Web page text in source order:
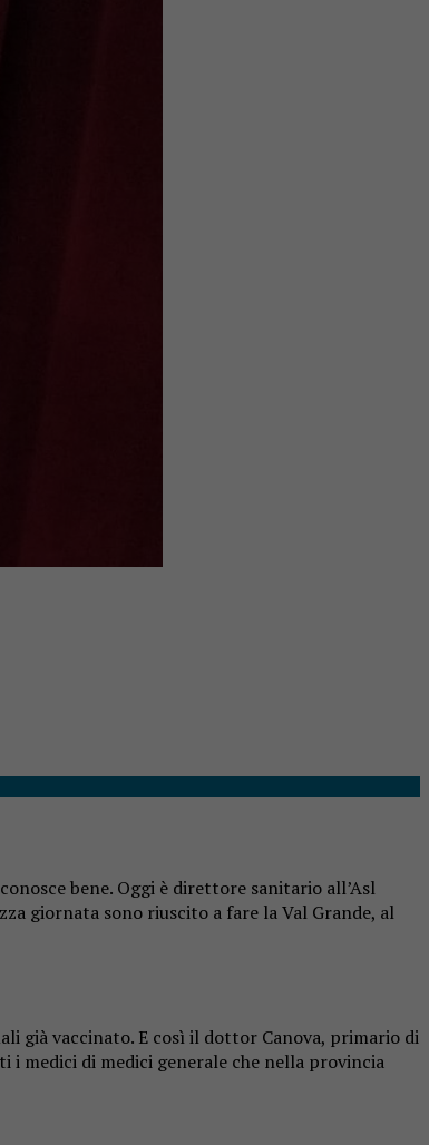
bene. Oggi è direttore sanitario all’Asl
giornata sono riuscito a fare la Val Grande, al
già vaccinato. E così il dottor Canova, primario di
i medici di medici generale che nella provincia